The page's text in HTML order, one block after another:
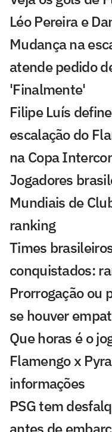
Léo Pereira e
Mudança na
atende pedido
'Finalmente'
Filipe Luís
escalação do
na Copa
Jogadores
Mundiais de
ranking
Times
conquistados:
Prorrogação ou
se houver
Que horas é o
Flamengo x
informações
PSG tem